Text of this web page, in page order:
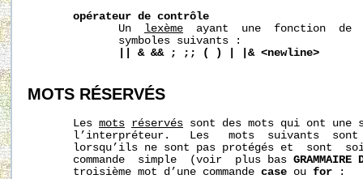
opérateur de contrôle
              Un
lexème
ayant  une  fonction  de
              symboles suivants :
|| & && ; ;; ( ) | |& <newline>
MOTS RÉSERVÉS
       Les
mots réservés sont des mots qui ont
l’interpréteur.   Les   mots  suivants
lorsqu’ils ne sont pas protégés et  sont
       commande  simple  (voir  plus bas
GRAMMAIRE
       troisième mot d’une commande
case ou for :